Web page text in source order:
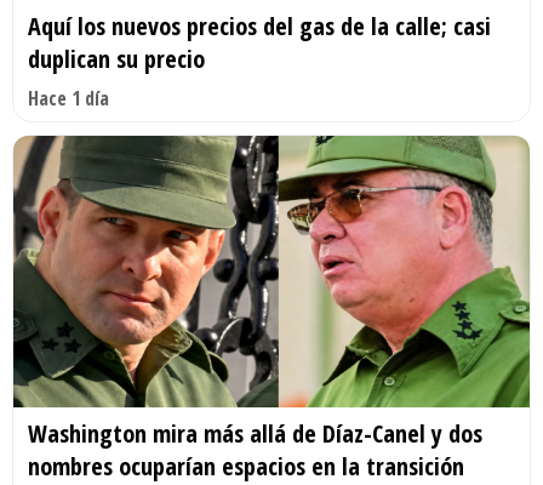
Aquí los nuevos precios del gas de la calle; casi
duplican su precio
Hace 1 día
Washington mira más allá de Díaz-Canel y dos
nombres ocuparían espacios en la transición